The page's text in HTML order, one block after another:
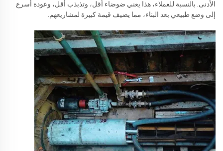
الأدنى. بالنسبة للعملاء، هذا يعني ضوضاء أقل، وتذبذب أقل، وعودة أسرع
إلى وضع طبيعي بعد البناء، مما يضيف قيمة كبيرة لمشاريعهم.